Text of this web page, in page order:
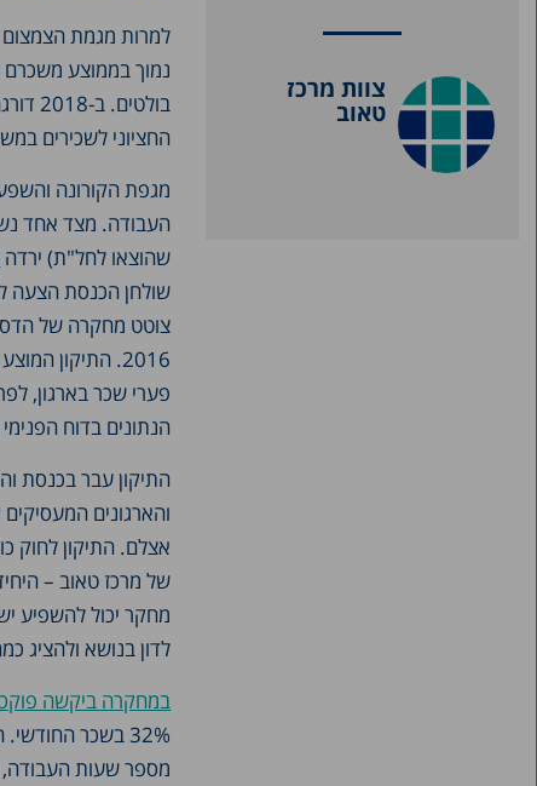
צוות מרכז
טאוב
למרות מגמת הצמצום
נמוך בממוצע משכרם
החציוני לשכירים
מגפת הקורונה
העבודה. מצד אחד
שהוצאו לחל"ת) ירדה
שולחן הכנסת הצעה
צוטט מחקרה של הדס
2016. התיקון
פערי שכר בארגון,
הנתונים בדוח
אצלם. התיקון לחוק
של מרכז טאוב –
מחקר יכול להשפיע
לדון בנושא ולהציג
במחקרה ביקשה פוקס
32% בשכר
מספר שעות